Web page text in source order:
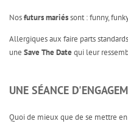
Nosfuturs mariéssont : funny,
Allergiques aux faire parts
une Save The Date qui leur
UNE SÉANCE
Quoi de mieux que de se mettre